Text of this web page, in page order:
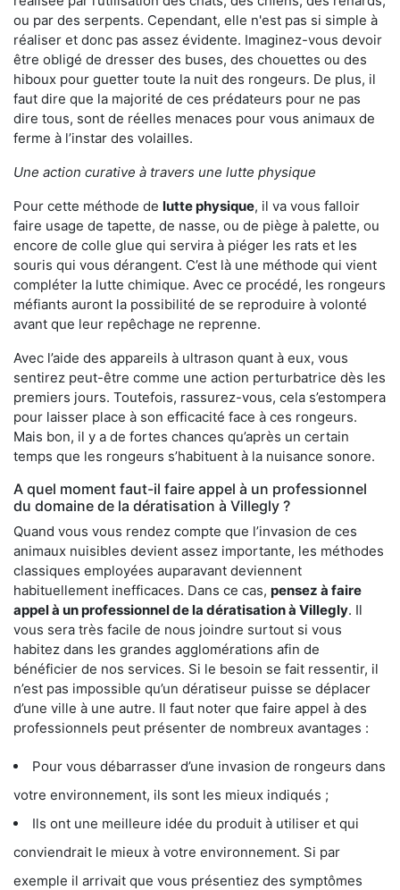
ou par des serpents. Cependant, elle n'est pas si simple à
réaliser et donc pas assez évidente. Imaginez-vous devoir
être obligé de dresser des buses, des chouettes ou des
hiboux pour guetter toute la nuit des rongeurs. De plus, il
faut dire que la majorité de ces prédateurs pour ne pas
dire tous, sont de réelles menaces pour vous animaux de
ferme à l’instar des volailles.
Une action curative à travers une lutte physique
Pour cette méthode de lutte physique, il va vous falloir
faire usage de tapette, de nasse, ou de piège à palette, ou
encore de colle glue qui servira à piéger les rats et les
souris qui vous dérangent. C’est là une méthode qui vient
compléter la lutte chimique. Avec ce procédé, les rongeurs
méfiants auront la possibilité de se reproduire à volonté
avant que leur repêchage ne reprenne.
Avec l’aide des appareils à ultrason quant à eux, vous
sentirez peut-être comme une action perturbatrice dès les
premiers jours. Toutefois, rassurez-vous, cela s’estompera
pour laisser place à son efficacité face à ces rongeurs.
Mais bon, il y a de fortes chances qu’après un certain
temps que les rongeurs s’habituent à la nuisance sonore.
A quel moment faut-il faire appel à un professionnel
du domaine de la dératisation à Villegly ?
Quand vous vous rendez compte que l’invasion de ces
animaux nuisibles devient assez importante, les méthodes
classiques employées auparavant deviennent
habituellement inefficaces. Dans ce cas, pensez à faire
appel à un professionnel de la dératisation à Villegly. Il
vous sera très facile de nous joindre surtout si vous
habitez dans les grandes agglomérations afin de
bénéficier de nos services. Si le besoin se fait ressentir, il
n’est pas impossible qu’un dératiseur puisse se déplacer
d’une ville à une autre. Il faut noter que faire appel à des
professionnels peut présenter de nombreux avantages :
Pour vous débarrasser d’une invasion de rongeurs dans
votre environnement, ils sont les mieux indiqués ;
Ils ont une meilleure idée du produit à utiliser et qui
conviendrait le mieux à votre environnement. Si par
exemple il arrivait que vous présentiez des symptômes